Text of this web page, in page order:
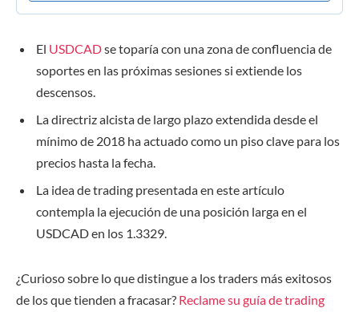
El USDCADse toparía con una zona de confluencia de
soportes en las próximas sesiones si extiende los
descensos.
La directriz alcista de largo plazo extendida desde el
mínimo de 2018 ha actuado como un piso clave para los
precios hasta la fecha.
La idea de trading presentada en este artículo
contempla la ejecución de una posición larga en el
USDCAD en los 1.3329.
¿Curioso sobre lo que distingue a los traders más exitosos
de los que tienden a fracasar? Reclame su guía de trading